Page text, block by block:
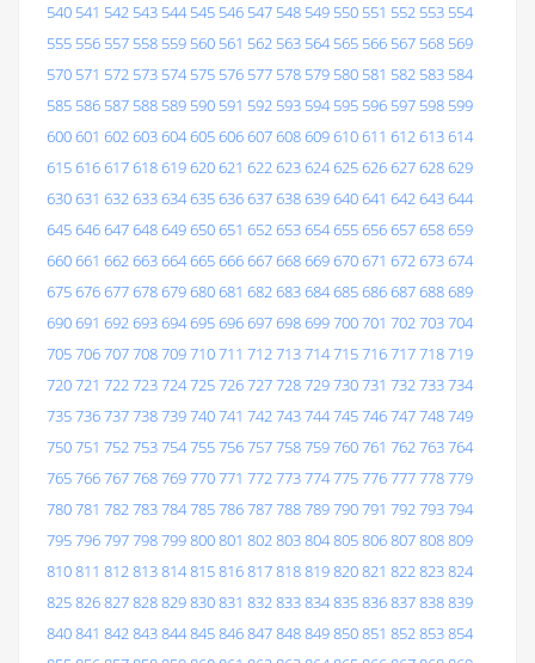
540 541 542 543 544 545 546 547 548 549 550 551 552 553 554
555 556 557 558 559 560 561 562 563 564 565 566 567 568 569
570 571 572 573 574 575 576 577 578 579 580 581 582 583 584
585 586 587 588 589 590 591 592 593 594 595 596 597 598 599
600601 602603604605606607608609610611 612613614
615616617618619620621 622623624625626627628629
630631 632633634635636637638639640641 642643644
645646647648649650651 652653654655656657658659
660661 662663664665666667668669670671 672673674
675676677678679680681 682683684685686687688689
690691 692693694695696697698699700701 702703704
705706707708709710711 712713714715716717718719
720721 722723724725726727728729730731 732733734
735736737738739740741 742743744745746747748749
750751 752753754755756757758759760761 762763764
765766767768769770771 772773774775776777778779
780781 782783784785786787788789790791 792793794
795796797798799800801 802803804805806807808809
810811 812813814815816817818819820821 822823824
825826827828829830831 832833834835836837838839
840841 842843844845846847848849850851 852853854